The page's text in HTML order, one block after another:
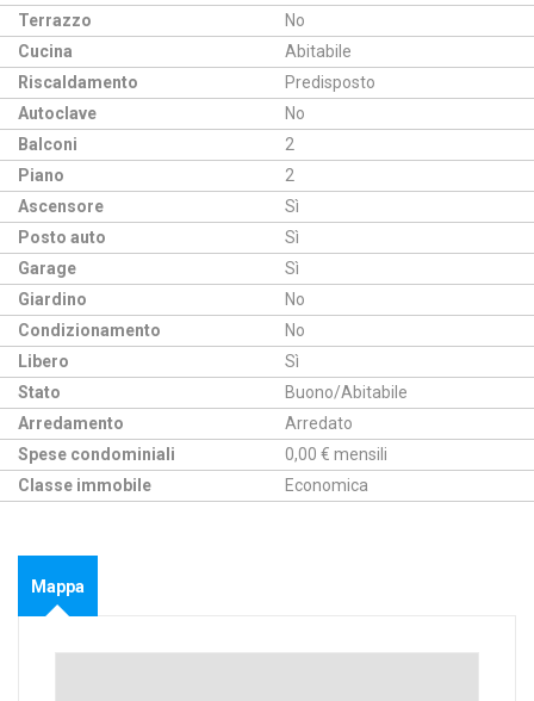
Terrazzo
No
Cucina
Abitabile
Riscaldamento
Predisposto
Autoclave
No
Balconi
2
Piano
2
Ascensore
Sì
Posto auto
Sì
Garage
Sì
Giardino
No
Condizionamento
No
Libero
Sì
Stato
Buono/Abitabile
Arredamento
Arredato
Spese condominiali
0,00 € mensili
Classe immobile
Economica
Mappa